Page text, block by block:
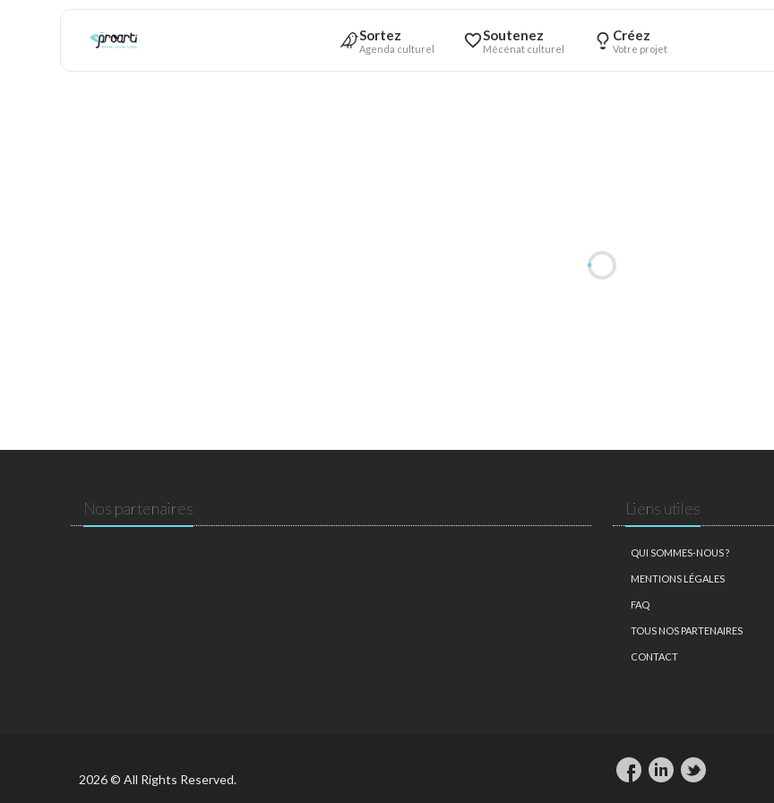
Sortez
Agenda culturel
Soutenez
Mécénat culturel
Créez
Votre projet
Nos partenaires Liens utiles
QUI SOMMES-NOUS ?
MENTIONS LÉGALES
FAQ
TOUS NOS PARTENAIRES
CONTACT
2026 © All Rights Reserved.